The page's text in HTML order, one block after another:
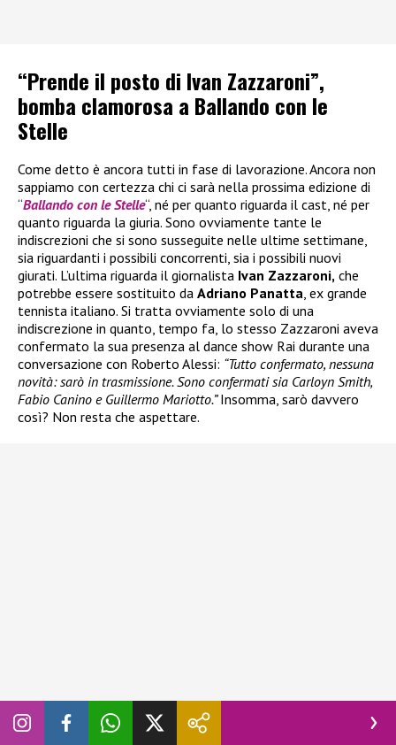
“Prende il posto di Ivan Zazzaroni”,
bomba clamorosa a Ballando con le
Stelle
Come detto è ancora tutti in fase di lavorazione. Ancora non
sappiamo con certezza chi ci sarà nella prossima edizione di
“Ballando con le Stelle“, né per quanto riguarda il cast, né per
quanto riguarda la giuria. Sono ovviamente tante le
indiscrezioni che si sono susseguite nelle ultime settimane,
sia riguardanti i possibili concorrenti, sia i possibili nuovi
giurati. L’ultima riguarda il giornalista Ivan Zazzaroni, che
potrebbe essere sostituito da Adriano Panatta , ex grande
tennista italiano. Si tratta ovviamente solo di una
indiscrezione in quanto, tempo fa, lo stesso Zazzaroni aveva
confermato la sua presenza al dance show Rai durante una
conversazione con Roberto Alessi: “Tutto confermato, nessuna
novità: sarò in trasmissione. Sono confermati sia Carloyn Smith,
Fabio Canino e Guillermo Mariotto.”Insomma, sarò davvero
così? Non resta che aspettare.